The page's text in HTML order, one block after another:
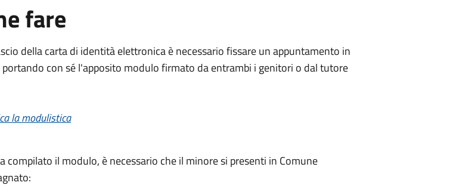
fare
della carta di identità elettronica è necessario fissare un appuntamento in
portando con sé l'apposito modulo firmato da entrambi i genitori o dal tutore
la modulistica
compilato il modulo, è necessario che il minore si presenti in Comune
: